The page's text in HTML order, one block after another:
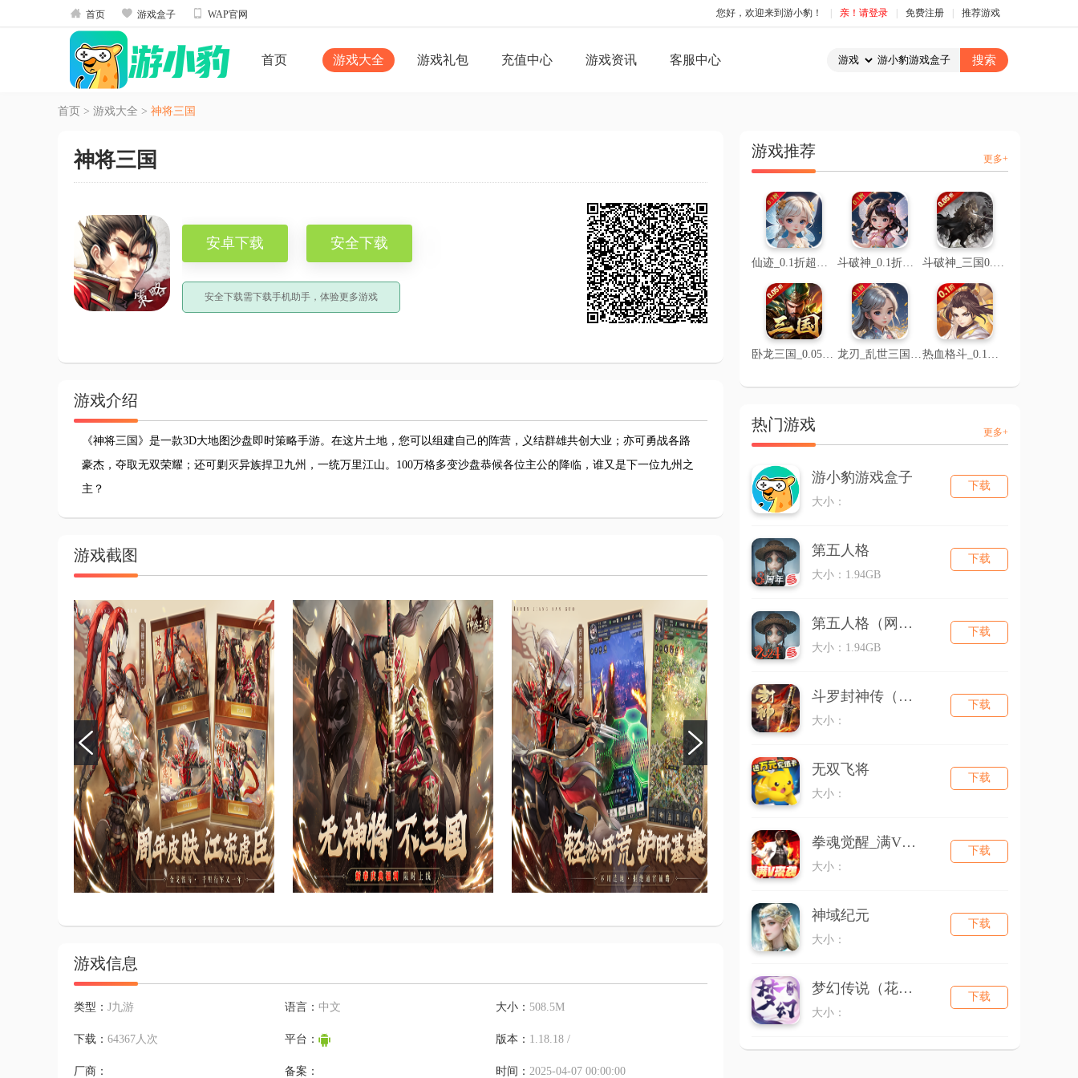
 首页  游戏盒子  WAP官网 您好，欢迎来到游小豹！ 亲！请登录 免费注册 推荐游戏
首页 游戏大全 游戏礼包 充值中心 游戏资讯 客服中心
首页 > 游戏大全 > 神将三国
神将三国
安卓下载 安全下载
安全下载需下载手机助手，体验更多游戏
游戏介绍
《神将三国》是一款3D大地图沙盘即时策略手游。在这片土地，您可以组建自己的阵营，义结群雄共创大业；亦可勇战各路
豪杰，夺取无双荣耀；还可剿灭异族捍卫九州，一统万里江山。100万格多变沙盘恭候各位主公的降临，谁又是下一位九州之
主？
游戏截图
游戏信息
类型： J九游 语言： 中文 大小： 508.5M
下载： 64367人次 平台： 版本： 1.18.18 /
厂商： 备案： 时间：2025-04-07 00:00:00
游戏推荐 更多+
仙迹_0.1折超级折扣 斗破神_0.1折仙帝之路 斗破神_三国0.05折文字
卧龙三国_0.05折乱世争锋 龙刃_乱世三国0.1折 热血格斗_0.1折魔化三国
热门游戏 更多+
游小豹游戏盒子
大小：
下载
第五人格
大小：1.94GB
下载
第五人格（网易版）
大小：1.94GB
下载
斗罗封神传（三国超超变）
大小：
下载
无双飞将
大小：
下载
拳魂觉醒_满V送白草
大小：
下载
神域纪元
大小：
下载
梦幻传说（花千骨）
大小：
下载